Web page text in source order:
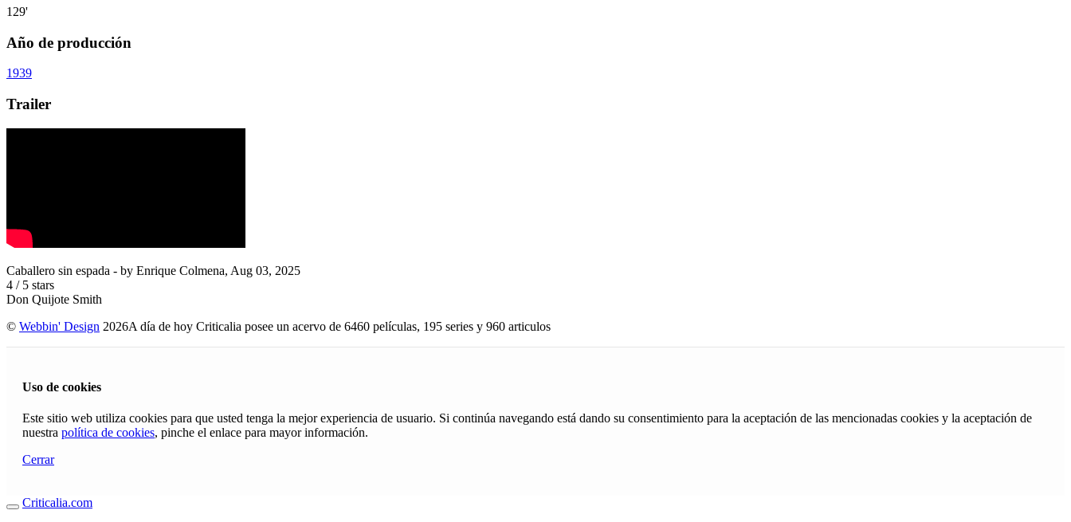
129'
Año de producción
1939
Trailer
Caballero sin espada - by Enrique Colmena, Aug 03, 2025
4 / 5 stars
Don Quijote Smith
© Webbin' Design 2026A día de hoy Criticalia posee un acervo de 6460 películas, 195 series y 960 articulos
Uso de cookies
Este sitio web utiliza cookies para que usted tenga la mejor experiencia de usuario. Si continúa navegando está dando su consentimiento para la aceptación de las mencionadas cookies y la aceptación de
nuestra política de cookies, pinche el enlace para mayor información.
Cerrar
Criticalia.com